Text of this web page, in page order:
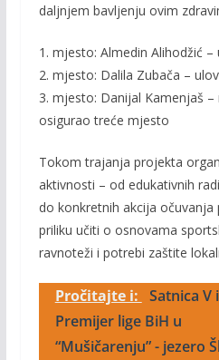
daljnjem bavljenju ovim
1. mjesto: Almedin Alihodžić
2. mjesto: Dalila Zubača –
3. mjesto: Danijal Kamenjaš
osigurao treće mjesto
Tokom trajanja projekta
aktivnosti – od edukativnih
do konkretnih akcija očuvanja
priliku učiti o osnovama
ravnoteži i potrebi zaštite
Pročitajte i: Satnica V
Premijer lige BiH u
“Mušičarenju” - jezero